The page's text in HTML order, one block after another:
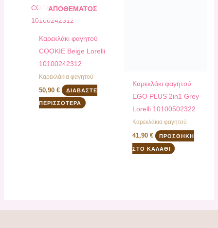
ΑΠΟΘΈΜΑΤΟΣ
Καρεκλάκι φαγητού
COOKIE Beige Lorelli
10100242312
Καρεκλάκια φαγητού
50,90€ ΔΙΑΒΆΣΤΕ
ΠΕΡΙΣΣΌΤΕΡΑ
Καρεκλάκι φαγητού
EGO PLUS 2in1 Grey
Lorelli 10100502322
Καρεκλάκια φαγητού
41,90 € ΠΡΟΣΘΉΚΗ
ΣΤΟ ΚΑΛΆΘΙ